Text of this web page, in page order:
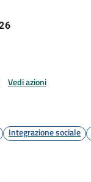
Vedi azioni
Integrazione sociale